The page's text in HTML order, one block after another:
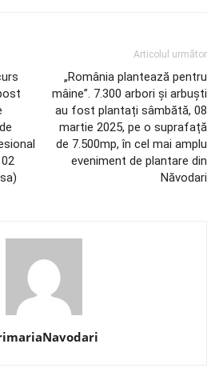
Articolul următor
„România plantează pentru
mâine”. 7.300 arbori și arbuști
au fost plantați sâmbătă, 08
martie 2025, pe o suprafață
de 7.500mp, în cel mai amplu
eveniment de plantare din
Năvodari